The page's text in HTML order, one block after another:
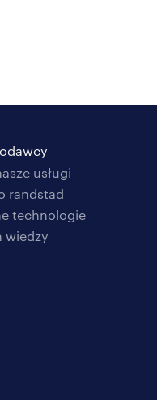
usługi
randstad
technologie
wiedzy